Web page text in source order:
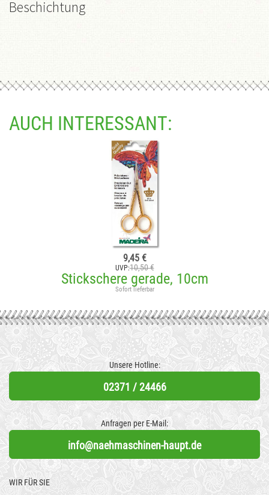
Beschichtung
AUCH INTERESSANT:
9,45 €
UVP:10,50 €
Stickschere gerade, 10cm
Sofort lieferbar
Unsere Hotline:
02371 / 24466
Anfragen per E-Mail:
info@naehmaschinen-haupt.de
WIR FÜR SIE